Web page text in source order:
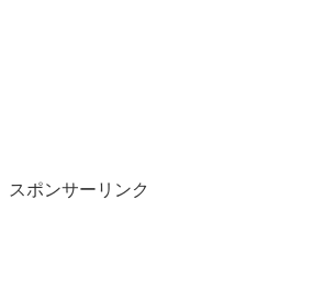
スポンサーリンク